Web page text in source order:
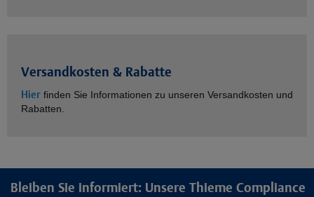
Versandkosten & Rabatte
Hier finden Sie Informationen zu unseren Versandkosten und
Rabatten.
Bleiben Sie informiert: Unsere Thieme Compliance